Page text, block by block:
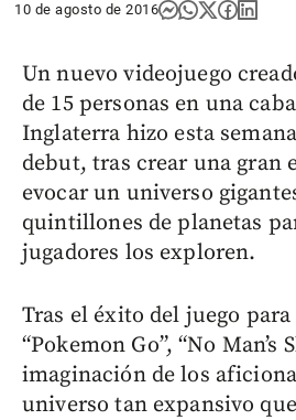
10 de agosto de 2016
Un nuevo videojuego
de 15 personas en una
Inglaterra hizo esta
debut, tras crear una gran
evocar un universo
quintillones de planetas
jugadores los exploren.
Tras el éxito del juego
“Pokemon Go”, “No Man’s
imaginación de los
universo tan expansivo